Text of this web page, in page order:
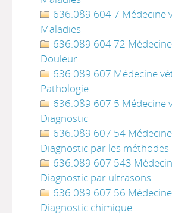
636.089 604 7 Médecine
Maladies
636.089 604 72
Douleur
636.089 607 Médecine
Pathologie
636.089 607 5 Médecine
Diagnostic
636.089 607 54
Diagnostic par les méthodes
636.089 607 543
Diagnostic par ultrasons
636.089 607 56
Diagnostic chimique